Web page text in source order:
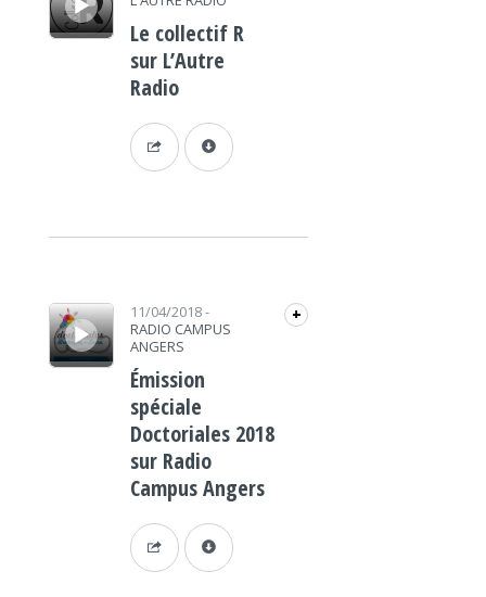
Le collectif R
sur L’Autre
Radio
Lecteur audio 11/04/2018-
RADIO CAMPUS
ANGERS
+
Émission
spéciale
Doctoriales 2018
sur Radio
Campus Angers